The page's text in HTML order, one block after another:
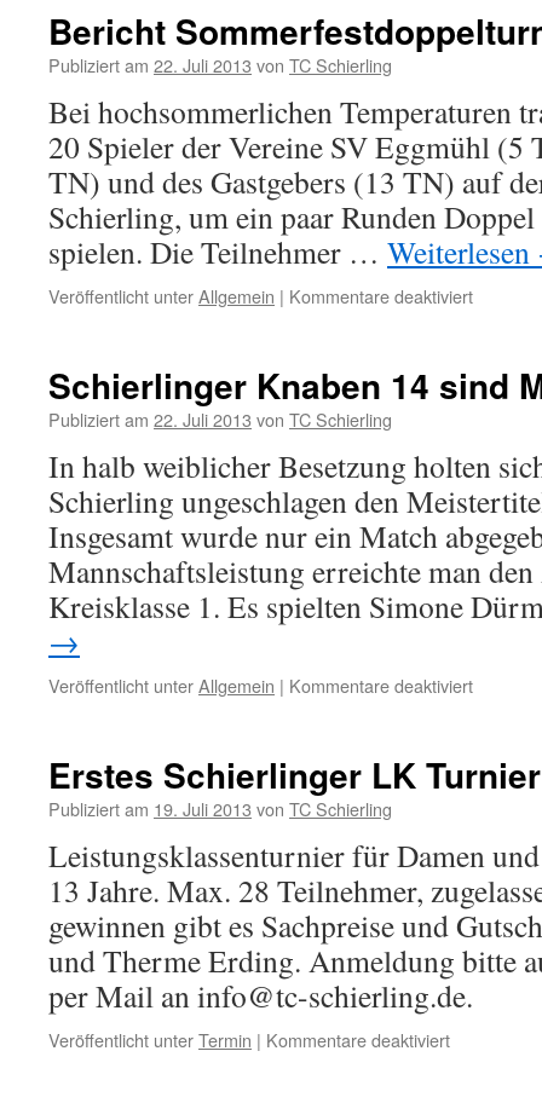
beim
TC
Bericht
Publiziert am 22. Juli 2013 von TC Schierling
Bei hochsommerlichen Temperaturen
20 Spieler der Vereine SV Eggmühl
TN) und des Gastgebers (13 TN) auf
Schierling, um ein paar Runden
spielen. Die Teilnehmer … Weiterlesen
Veröffentlicht unterAllgemein | Kommentare deaktiviert
2013
Schierlinger Knaben 14 sind
Publiziert am 22. Juli 2013 von TC Schierling
In halb weiblicher Besetzung holten
Schierling ungeschlagen den
Insgesamt wurde nur ein Match
Mannschaftsleistung erreichte man
Kreisklasse 1. Es spielten Simone
→
Veröffentlicht unterAllgemein | Kommentare deaktiviert
sind
Erstes Schierlinger LK Turnier
Publiziert am 19. Juli 2013 von TC Schierling
Leistungsklassenturnier für Damen
13 Jahre. Max. 28 Teilnehmer,
gewinnen gibt es Sachpreise und
und Therme Erding. Anmeldung bitte
per Mail an info@tc-schierling.de.
Veröffentlicht unterTermin | Kommentare deaktiviert